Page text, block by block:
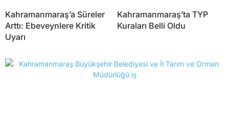
Kahramanmaraş’a Süreler
Arttı: Ebeveynlere Kritik
Uyarı
Kahramanmaraş’ta TYP
Kuraları Belli Oldu